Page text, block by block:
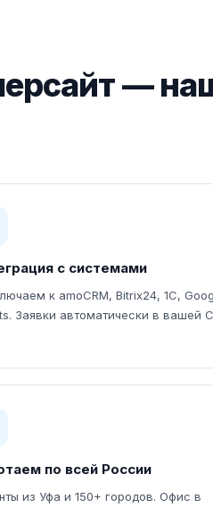
—
с системами
к amoCRM, Bitrix24, 1С,
Заявки автоматически в вашей
по всей России
из Уфа и 150+ городов. Офис в